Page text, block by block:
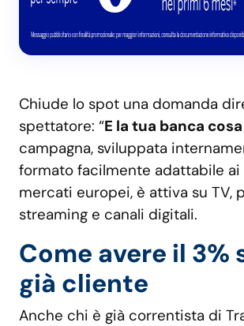
Chiude lo spot una domanda
spettatore: “E la tua banca
campagna, sviluppata
formato facilmente adattabile ai
mercati europei, è attiva su TV,
streaming e canali digitali.
Come avere il 3%
già cliente
Anche chi è già correntista di